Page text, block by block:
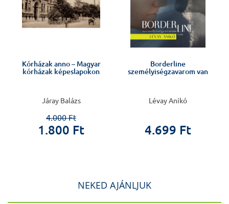
Kórházak anno – Magyar
kórházak képeslapokon
Járay Balázs
4.000 Ft
1.800 Ft
Borderline
személyiségzavarom van
Lévay Anikó
4.699 Ft
NEKED AJÁNLJUK